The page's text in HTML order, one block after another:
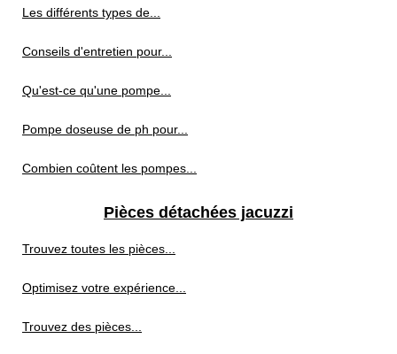
Les différents types de...
Conseils d'entretien pour...
Qu'est-ce qu'une pompe...
Pompe doseuse de ph pour...
Combien coûtent les pompes...
Pièces détachées jacuzzi
Trouvez toutes les pièces...
Optimisez votre expérience...
Trouvez des pièces...